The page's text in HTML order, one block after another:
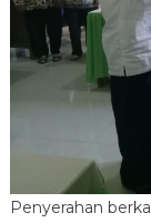
Penyerahan